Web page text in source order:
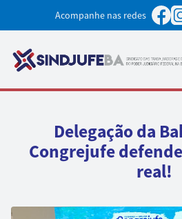
Acompanhe nas redes
Delegação da
Congrejufe
real!